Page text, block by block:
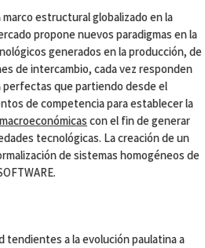
estructural globalizado en la
propone nuevos paradigmas en la
generados en la producción, de
de intercambio, cada vez responden
perfectas que partiendo desde el
de competencia para establecer la
con el fin de generar
tecnológicas. La creación de un
de sistemas homogéneos de
tendientes a la evolución paulatina a